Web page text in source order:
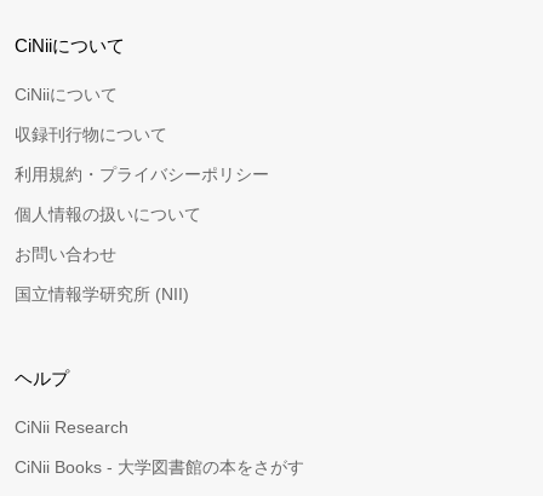
CiNiiについて
CiNiiについて
収録刊行物について
利用規約・プライバシーポリシー
個人情報の扱いについて
お問い合わせ
国立情報学研究所 (NII)
ヘルプ
CiNii Research
CiNii Books - 大学図書館の本をさがす